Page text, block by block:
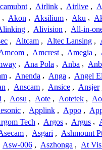
, Airlink , Airlive ,
, Akon , Aksilium , Aku ,
, Alivision , All-in-
, Altcam , Altec Lansing ,
, Amcrest , Amegia ,
, Ana Pola , Anba ,
, Anenda , Anga , Angel
, Anscam , Ansice , Ansjer
, Aosu , Aote , Aotetek ,
, Applink , Appo ,
Tech , Argos , Argus ,
, Asgari , Ashmount
Asw-006 , Aszhonga , At